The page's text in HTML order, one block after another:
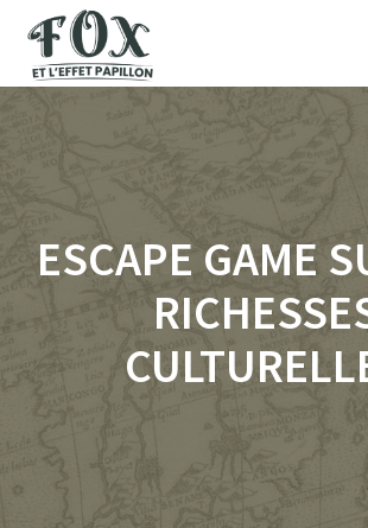
ESCAPE GAME